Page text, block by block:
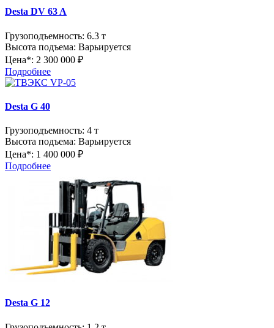
Desta DV 63 A
Грузоподъемность: 6.3 т
Высота подъема: Варьируется
Цена*: 2 300 000 ₽
Подробнее
Desta G 40
Грузоподъемность: 4 т
Высота подъема: Варьируется
Цена*: 1 400 000 ₽
Подробнее
Desta G 12